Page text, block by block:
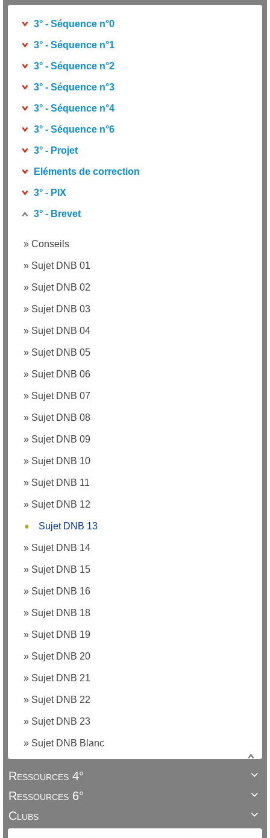
3° - Séquence n°0
3° - Séquence n°1
3° - Séquence n°2
3° - Séquence n°3
3° - Séquence n°4
3° - Séquence n°6
3° - Projet
Eléments de correction
3° - PIX
3° - Brevet
» Conseils
» Sujet DNB 01
» Sujet DNB 02
» Sujet DNB 03
» Sujet DNB 04
» Sujet DNB 05
» Sujet DNB 06
» Sujet DNB 07
» Sujet DNB 08
» Sujet DNB 09
» Sujet DNB 10
» Sujet DNB 11
» Sujet DNB 12
Sujet DNB 13
» Sujet DNB 14
» Sujet DNB 15
» Sujet DNB 16
» Sujet DNB 18
» Sujet DNB 19
» Sujet DNB 20
» Sujet DNB 21
» Sujet DNB 22
» Sujet DNB 23
» Sujet DNB Blanc

Ressources 4°

Ressources 6°

Clubs